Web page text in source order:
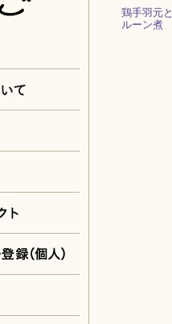
鶏手羽元
ルーン煮